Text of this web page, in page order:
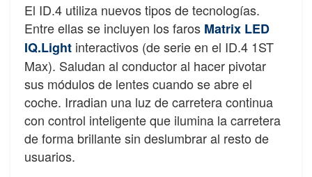
El ID.4 utiliza nuevos tipos de tecnologías.
Entre ellas se incluyen los faros Matrix LED
IQ.Light interactivos (de serie en el ID.4 1ST
Max). Saludan al conductor al hacer pivotar
sus módulos de lentes cuando se abre el
coche. Irradian una luz de carretera continua
con control inteligente que ilumina la carretera
de forma brillante sin deslumbrar al resto de
usuarios.